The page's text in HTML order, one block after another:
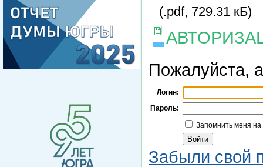
(.pdf, 729.31 кБ)
Пожалуйста,
Логин:
Пароль:
Запомнить меня
Забыли свой